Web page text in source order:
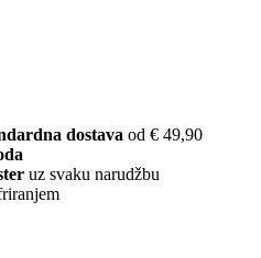
dostava od € 49,90
uz svaku narudžbu